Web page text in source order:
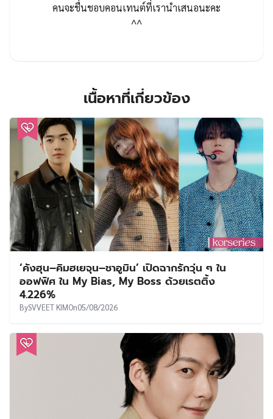
คนจะชื่นชอบคอนเทนต์ที่เรานำเสนอนะคะ
^^
เนื้อหาที่เกี่ยวข้อง
‘คังฮุน–คิมฮเยจุน–ชาอูมิน’ เปิดฉากรักวุ่น ๆ ใน
ออฟฟิศ ใน My Bias, My Boss ด้วยเรตติ้ง
4.226%
BySVVEET KIMOn05/08/2026